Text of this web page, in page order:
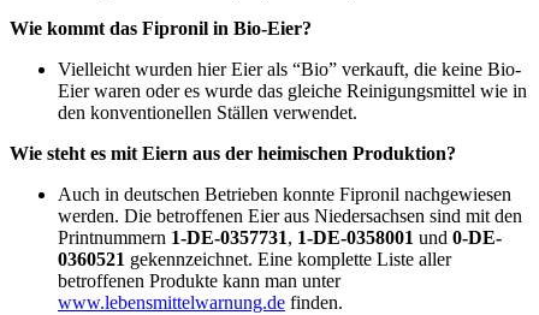
Wie kommt das Fipronil in Bio-Eier?
Vielleicht wurden hier Eier als “Bio” verkauft, die keine Bio-
Eier waren oder es wurde das gleiche Reinigungsmittel wie in
den konventionellen Ställen verwendet.
Wie steht es mit Eiern aus der heimischen Produktion?
Auch in deutschen Betrieben konnte Fipronil nachgewiesen
werden. Die betroffenen Eier aus Niedersachsen sind mit den
Printnummern 1-DE-0357731, 1-DE-0358001 und 0-DE-
0360521 gekennzeichnet. Eine komplette Liste aller
betroffenen Produkte kann man unter
www.lebensmittelwarnung.de finden.